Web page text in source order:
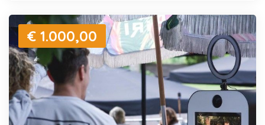
€ 1.000,00